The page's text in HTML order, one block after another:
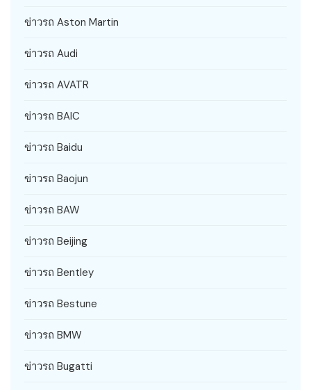
ข่าวรถ Aston Martin
ข่าวรถ Audi
ข่าวรถ AVATR
ข่าวรถ BAIC
ข่าวรถ Baidu
ข่าวรถ Baojun
ข่าวรถ BAW
ข่าวรถ Beijing
ข่าวรถ Bentley
ข่าวรถ Bestune
ข่าวรถ BMW
ข่าวรถ Bugatti